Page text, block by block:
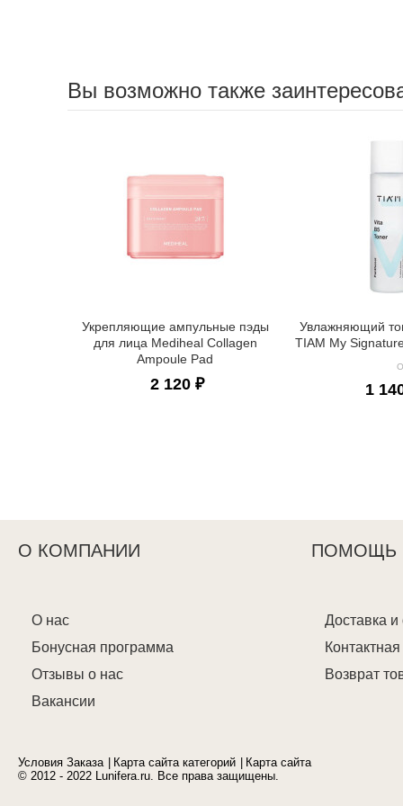
Вы возможно также
Укрепляющие ампульные пэды
для лица Mediheal Collagen
Ampoule Pad
2 120 ₽
Увлажняющий
TIAM My
1
О КОМПАНИИ ПОМОЩЬ
О нас
Бонусная программа
Отзывы о нас
Вакансии
Доставка и
Возврат
Условия Заказа Карта сайта категорий
Карта сайта
© 2012 - 2022 Lunifera.ru. Все права защищены.